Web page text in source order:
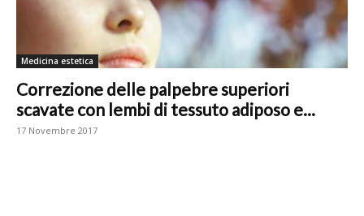
Medicina estetica
Correzione delle palpebre superiori
scavate con lembi di tessuto adiposo e...
17 Novembre 2017